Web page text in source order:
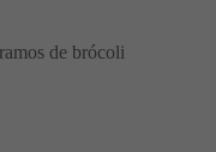
de brócoli